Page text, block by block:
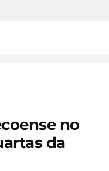
no
da